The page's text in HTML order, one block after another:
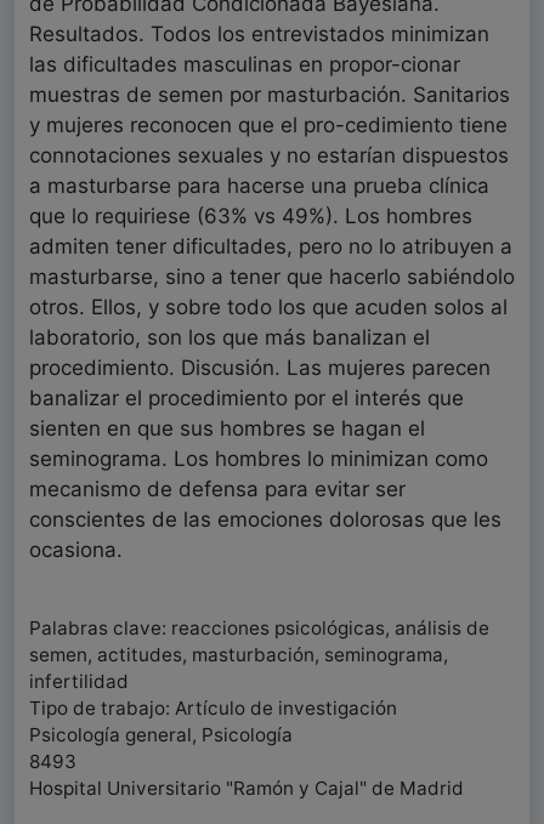
Resultados. Todos los entrevistados minimizan
las dificultades masculinas en propor-cionar
muestras de semen por masturbación. Sanitarios
y mujeres reconocen que el pro-cedimiento tiene
connotaciones sexuales y no estarían dispuestos
a masturbarse para hacerse una prueba clínica
que lo requiriese (63% vs 49%). Los hombres
admiten tener dificultades, pero no lo atribuyen a
masturbarse, sino a tener que hacerlo sabiéndolo
otros. Ellos, y sobre todo los que acuden solos al
laboratorio, son los que más banalizan el
procedimiento. Discusión. Las mujeres parecen
banalizar el procedimiento por el interés que
sienten en que sus hombres se hagan el
seminograma. Los hombres lo minimizan como
mecanismo de defensa para evitar ser
conscientes de las emociones dolorosas que les
ocasiona.
Palabras clave: reacciones psicológicas, análisis de
semen, actitudes, masturbación, seminograma,
infertilidad
Tipo de trabajo: Artículo de investigación
Psicología general, Psicología
8493
Hospital Universitario "Ramón y Cajal" de Madrid